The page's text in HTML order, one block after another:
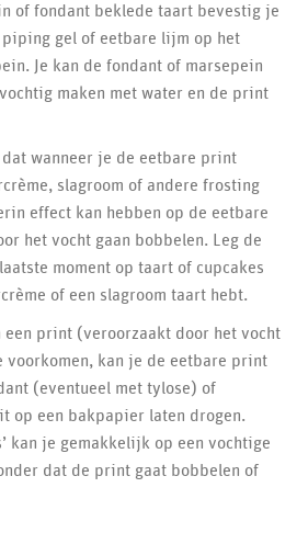
of fondant beklede taart bevestig je
gel of eetbare lijm op het
Je kan de fondant of marsepein
maken met water en de print
dat wanneer je de eetbare print
slagroom of andere frosting
effect kan hebben op de eetbare
het vocht gaan bobbelen. Leg de
moment op taart of cupcakes
of een slagroom taart hebt.
een print (veroorzaakt door het vocht
voorkomen, kan je de eetbare print
(eventueel met tylose) of
op een bakpapier laten drogen.
kan je gemakkelijk op een vochtige
dat de print gaat bobbelen of